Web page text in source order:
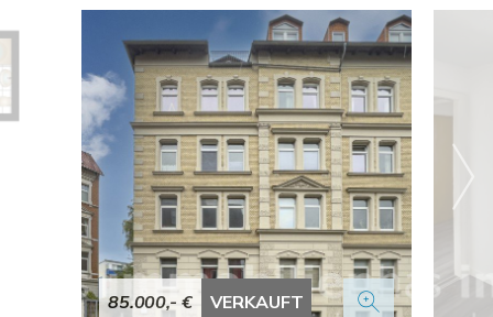
85.000,- € VERKAUFT